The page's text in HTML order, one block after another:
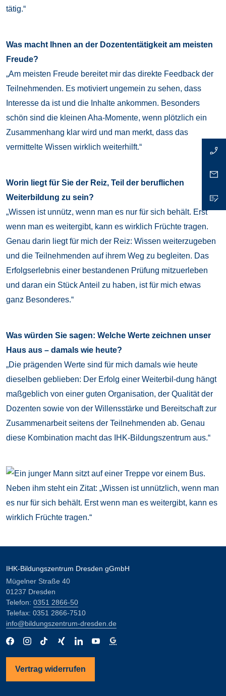
tätig.“
Was macht Ihnen an der Dozententätigkeit am meisten
Freude?
„Am meisten Freude bereitet mir das direkte Feedback der
Teilnehmenden. Es motiviert ungemein zu sehen, dass
Interesse da ist und die Inhalte ankommen. Besonders
schön sind die kleinen Aha-Momente, wenn plötzlich ein
Zusammenhang klar wird und man merkt, dass das
vermittelte Wissen wirklich weiterhilft.“
Worin liegt für Sie der Reiz, Teil der beruflichen
Weiterbildung zu sein?
„Wissen ist unnütz, wenn man es nur für sich behält. Erst
wenn man es weitergibt, kann es wirklich Früchte tragen.
Genau darin liegt für mich der Reiz: Wissen weiterzugeben
und die Teilnehmenden auf ihrem Weg zu begleiten. Das
Erfolgserlebnis einer bestandenen Prüfung mitzuerleben
und daran ein Stück Anteil zu haben, ist für mich etwas
ganz Besonderes.“
Was würden Sie sagen: Welche Werte zeichnen unser
Haus aus – damals wie heute?
„Die prägenden Werte sind für mich damals wie heute
dieselben geblieben: Der Erfolg einer Weiterbil-dung hängt
maßgeblich von einer guten Organisation, der Qualität der
Dozenten sowie von der Willensstärke und Bereitschaft zur
Zusammenarbeit seitens der Teilnehmenden ab. Genau
diese Kombination macht das IHK-Bildungszentrum aus.“
IHK-Bildungszentrum Dresden gGmbH
Mügelner Straße 40
01237 Dresden
Telefon: 0351 2866-50
Telefax: 0351 2866-7510
info@bildungszentrum-dresden.de
Vertrag widerrufen